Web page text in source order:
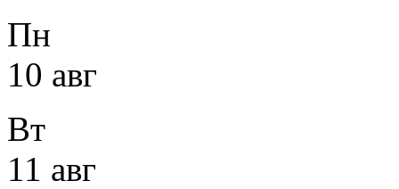
Пн
10 авг
Вт
11 авг